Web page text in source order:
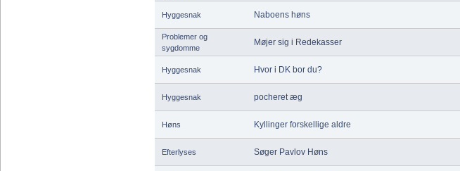
Hyggesnak Naboens høns
Problemer og
sygdomme
Møjer sig i Redekasser
Hyggesnak Hvor i DK bor du?
Hyggesnak pocheret æg
Høns Kyllinger forskellige aldre
Efterlyses Søger Pavlov Høns